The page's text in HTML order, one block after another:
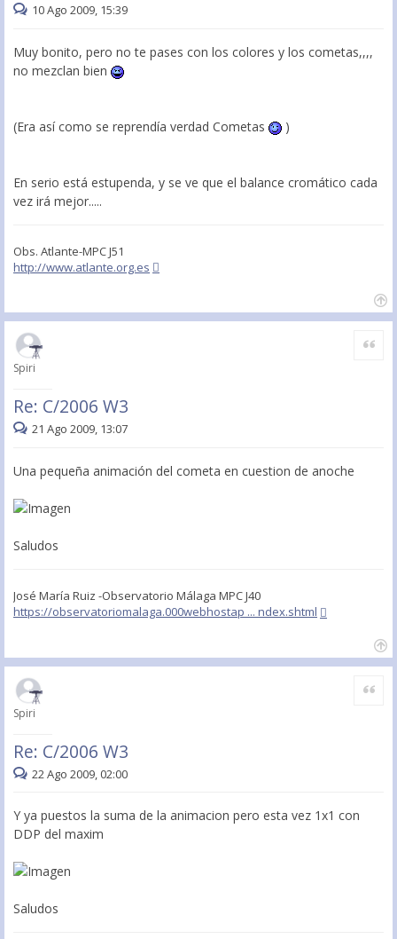
10 Ago 2009, 15:39
Muy bonito, pero no te pases con los colores y los cometas,,,,
no mezclan bien
(Era así como se reprendía verdad Cometas )
En serio está estupenda, y se ve que el balance cromático cada
vez irá mejor.....
Obs. Atlante-MPC J51
http://www.atlante.org.es
Spiri
Re: C/2006 W3
Citar
21 Ago 2009, 13:07
Una pequeña animación del cometa en cuestion de anoche
Saludos
José María Ruiz -Observatorio Málaga MPC J40
https://observatoriomalaga.000webhostap ... ndex.shtml
Spiri
Re: C/2006 W3
Citar
22 Ago 2009, 02:00
Y ya puestos la suma de la animacion pero esta vez 1x1 con
DDP del maxim
Saludos